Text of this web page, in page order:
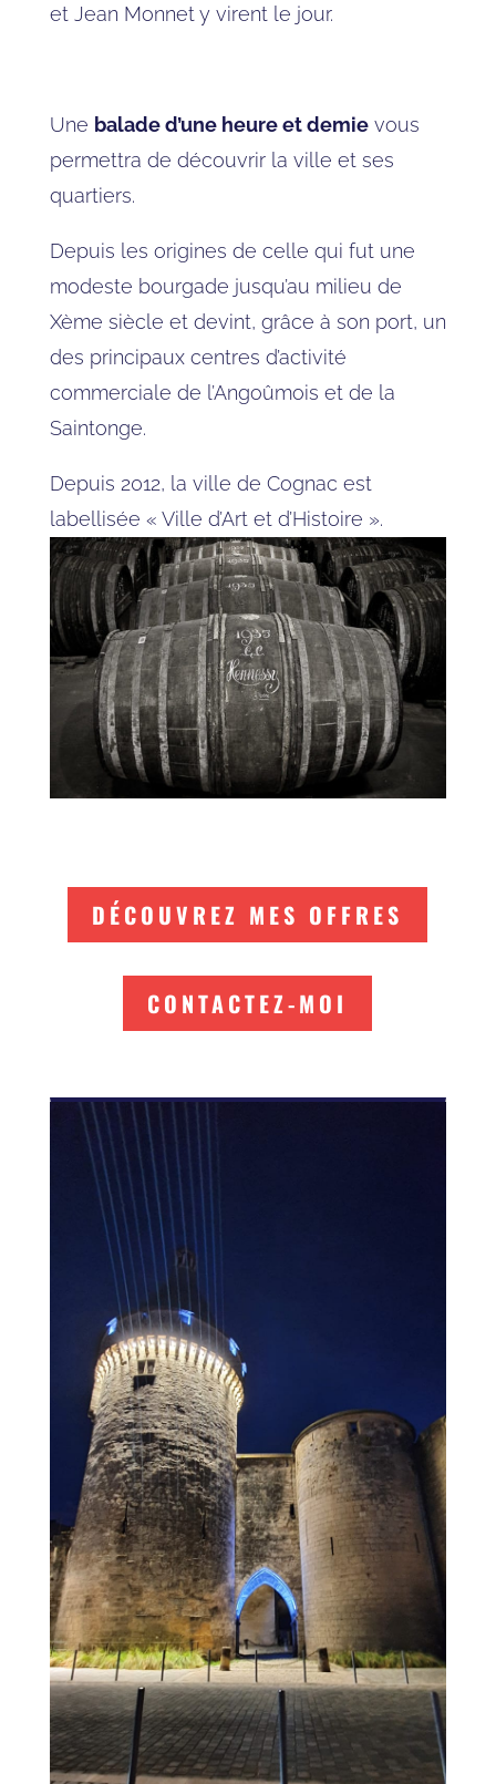
et Jean Monnet y virent le jour.
Une balade d’une heure et demievous
permettra de découvrir la ville et ses
quartiers.
Depuis les origines de celle qui fut une
modeste bourgade jusqu’au milieu de
Xème siècle et devint, grâce à son port, un
des principaux centres d’activité
commerciale de l’Angoûmois et de la
Saintonge.
Depuis 2012, la ville de Cognac est
labellisée « Ville d’Art et d’Histoire ».
DÉCOUVREZ MES OFFRES
CONTACTEZ-MOI